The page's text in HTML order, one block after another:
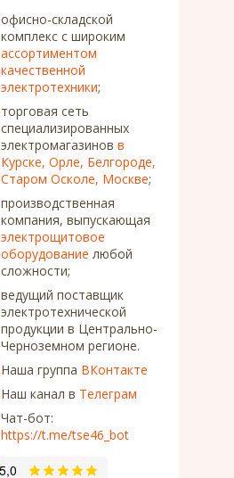
офисно-складской
комплекс с широким
ассортиментом
качественной
электротехники;
торговая сеть
специализированных
электромагазинов в
Курске, Орле, Белгороде,
Старом Осколе, Москве;
производственная
компания, выпускающая
электрощитовое
оборудование любой
сложности;
ведущий поставщик
электротехнической
продукции в Центрально-
Черноземном регионе.
Наша группа ВКонтакте
Наш канал в Телеграм
Чат-бот:
https://t.me/tse46_bot